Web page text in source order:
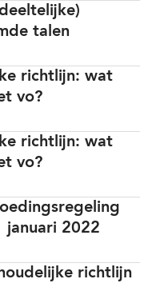
talen
richtlijn: wat
vo?
richtlijn: wat
vo?
januari 2022
richtlijn